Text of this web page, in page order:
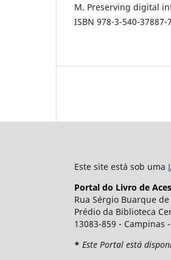
M. Preserving digital
ISBN 978-3-540-37887-
Este site está sob uma
Portal do Livro de
Rua Sérgio Buarque
Prédio da Biblioteca
13083-859 - Campinas -
* Este Portal está